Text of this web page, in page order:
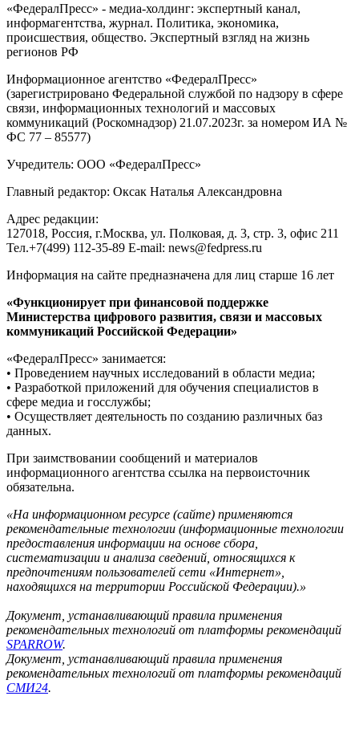
«ФедералПресс» - медиа-холдинг: экспертный канал,
информагентства, журнал. Политика, экономика,
происшествия, общество. Экспертный взгляд на жизнь
регионов РФ
Информационное агентство «ФедералПресс»
(зарегистрировано Федеральной службой по надзору в сфере
связи, информационных технологий и массовых
коммуникаций (Роскомнадзор) 21.07.2023г. за номером ИА №
ФС 77 – 85577)
Учредитель: ООО «ФедералПресс»
Главный редактор: Оксак Наталья Александровна
Адрес редакции:
127018, Россия, г.Москва, ул. Полковая, д. 3, стр. 3, офис 211
Тел.+7(499) 112-35-89 E-mail: news@fedpress.ru
Информация на сайте предназначена для лиц старше 16 лет
«Функционирует при финансовой поддержке
Министерства цифрового развития, связи и массовых
коммуникаций Российской Федерации»
«ФедералПресс» занимается:
• Проведением научных исследований в области медиа;
• Разработкой приложений для обучения специалистов в
сфере медиа и госслужбы;
• Осуществляет деятельность по созданию различных баз
данных.
При заимствовании сообщений и материалов
информационного агентства ссылка на первоисточник
обязательна.
«На информационном ресурсе (сайте) применяются
рекомендательные технологии (информационные технологии
предоставления информации на основе сбора,
систематизации и анализа сведений, относящихся к
предпочтениям пользователей сети «Интернет»,
находящихся на территории Российской Федерации).»
Документ, устанавливающий правила применения
рекомендательных технологий от платформы рекомендаций
SPARROW.
Документ, устанавливающий правила применения
рекомендательных технологий от платформы рекомендаций
СМИ24.